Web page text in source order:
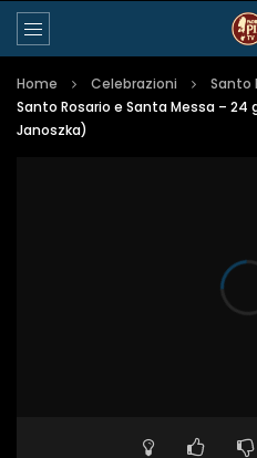
Home Celebrazioni
Santo
Santo Rosario e Santa Messa – 24
Janoszka)